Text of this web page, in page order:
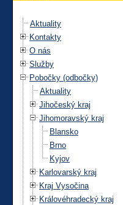
Aktuality
Kontakty
O nás
Služby
Pobočky (odbočky)
Aktuality
Jihočeský kraj
Jihomoravský kraj
Blansko
Brno
Kyjov
Karlovarský kraj
Kraj Vysočina
Královéhradecký kraj